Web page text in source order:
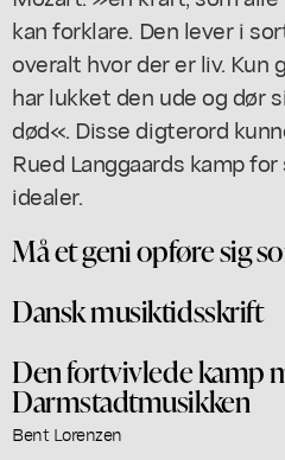
kan forklare. Den lever i
overalt hvor der er liv. Kun
har lukket den ude og dør
død«. Disse digterord
Rued Langgaards kamp
idealer.
Må et geni opføre sig
Dansk musiktidsskrift
Den fortvivlede kamp
Darmstadtmusikken
Bent Lorenzen